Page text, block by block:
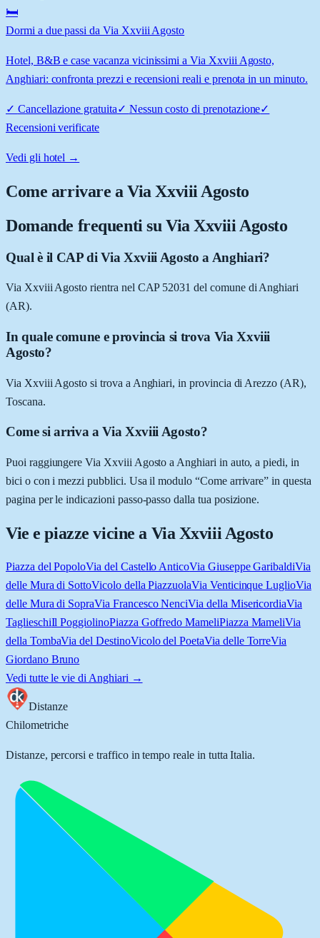
🛏️
Dormi a due passi da Via Xxviii Agosto
Hotel, B&B e case vacanza vicinissimi a Via Xxviii Agosto,
Anghiari: confronta prezzi e recensioni reali e prenota in un minuto.
✓ Cancellazione gratuita✓ Nessun costo di prenotazione✓
Recensioni verificate
Vedi gli hotel →
Come arrivare aVia Xxviii Agosto
Domande frequenti su Via Xxviii Agosto
Qual è il CAP di Via Xxviii Agosto a Anghiari?
Via Xxviii Agosto rientra nel CAP 52031 del comune di Anghiari
(AR).
In quale comune e provincia si trova Via Xxviii
Agosto?
Via Xxviii Agosto si trova a Anghiari, in provincia di Arezzo (AR),
Toscana.
Come si arriva a Via Xxviii Agosto?
Puoi raggiungere Via Xxviii Agosto a Anghiari in auto, a piedi, in
bici o con i mezzi pubblici. Usa il modulo “Come arrivare” in questa
pagina per le indicazioni passo-passo dalla tua posizione.
Vie e piazze vicine a Via Xxviii Agosto
Piazza del PopoloVia del Castello AnticoVia Giuseppe GaribaldiVia
delle Mura di SottoVicolo della PiazzuolaVia Venticinque LuglioVia
delle Mura di SopraVia Francesco NenciVia della MisericordiaVia
TaglieschiIl PoggiolinoPiazza Goffredo MameliPiazza MameliVia
della TombaVia del DestinoVicolo del PoetaVia delle TorreVia
Giordano Bruno
Vedi tutte le vie di Anghiari →
Distanze
Chilometriche
Distanze, percorsi e traffico in tempo reale in tutta Italia.